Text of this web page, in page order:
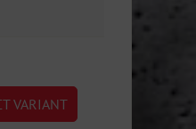
VARIANT